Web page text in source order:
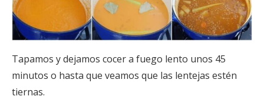
Tapamos y dejamos cocer a fuego lento unos 45
minutos o hasta que veamos que las lentejas estén
tiernas.